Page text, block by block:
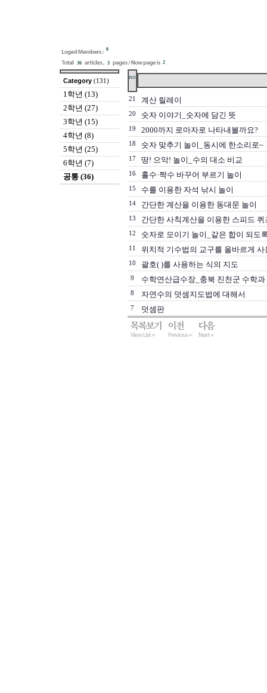
0
36 3 2
Category (131)
1학년 (13)
2학년 (27)
3학년 (15)
4학년 (8)
5학년 (25)
6학년 (7)
공통 (36)
no
21 계산 릴레이
20 숫자 이야기_숫자에 담긴 뜻
19 2000까지 로마자로 나타내볼까요?
18 숫자 맞추기 놀이_동시에 한소리로~
17 땅! 으악! 놀이_수의 대소 비교
16 홀수·짝수 바꾸어 부르기 놀이
15 수를 이용한 자석 낚시 놀이
14 간단한 계산을 이용한 동대문 놀이
13 간단한 사칙계산을 이용한 스피드 퀴
12 숫자로 모이기 놀이_같은 합이 되도
11 위치적 기수법의 교구를 올바르게
10 괄호( )를 사용하는 식의 지도
9 수학연산급수장_충북 진천군 수학
8 자연수의 덧셈지도법에 대해서
7 덧셈판